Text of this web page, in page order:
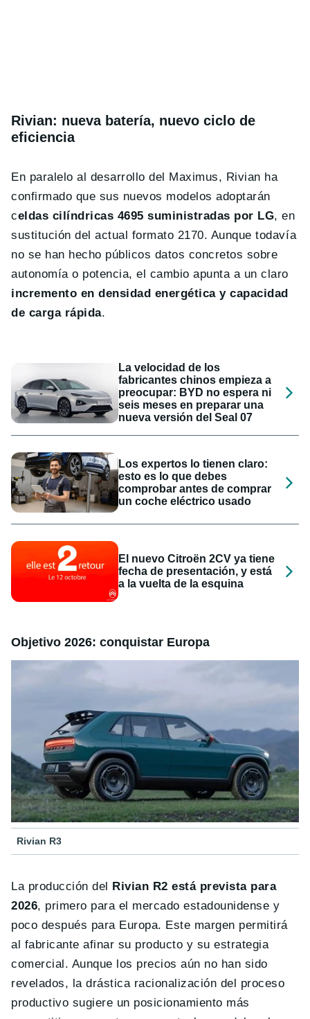
Rivian: nueva batería, nuevo ciclo de
eficiencia
En paralelo al desarrollo del Maximus, Rivian ha
confirmado que sus nuevos modelos adoptarán
celdas cilíndricas 4695 suministradas por LG, en
sustitución del actual formato 2170. Aunque todavía
no se han hecho públicos datos concretos sobre
autonomía o potencia, el cambio apunta a un claro
incremento en densidad energética y capacidad
de carga rápida.
La velocidad de los
fabricantes chinos empieza a
preocupar: BYD no espera ni
seis meses en preparar una
nueva versión del Seal 07
Los expertos lo tienen claro:
esto es lo que debes
comprobar antes de comprar
un coche eléctrico usado
El nuevo Citroën 2CV ya tiene
fecha de presentación, y está
a la vuelta de la esquina
Objetivo 2026: conquistar Europa
Rivian R3
La producción del Rivian R2 está prevista para
2026, primero para el mercado estadounidense y
poco después para Europa. Este margen permitirá
al fabricante afinar su producto y su estrategia
comercial. Aunque los precios aún no han sido
revelados, la drástica racionalización del proceso
productivo sugiere un posicionamiento más